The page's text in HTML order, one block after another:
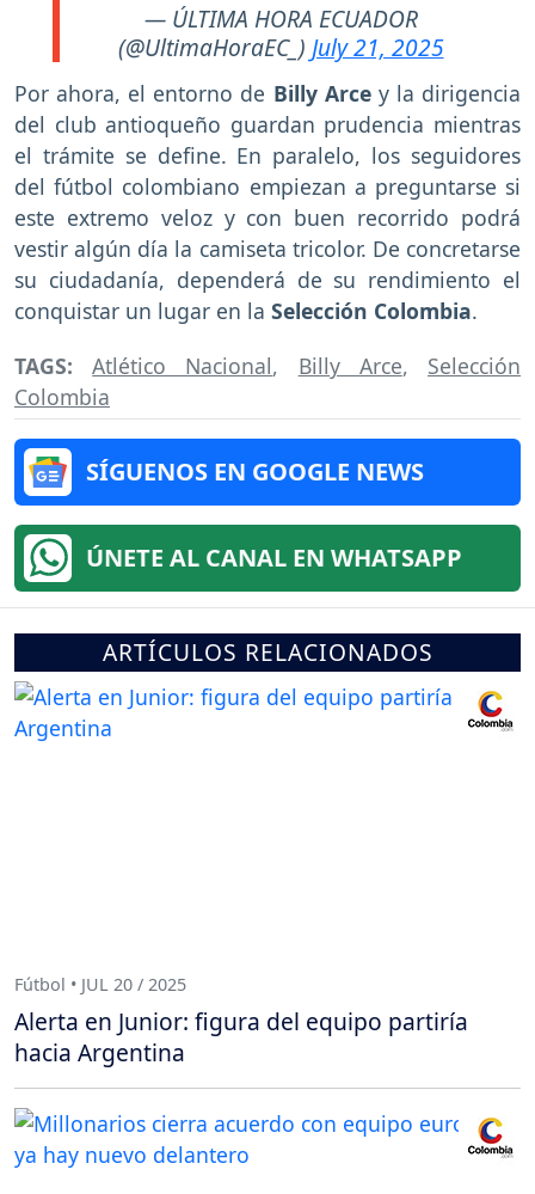
— ÚLTIMA HORA ECUADOR
(@UltimaHoraEC_) July 21, 2025
Por ahora, el entorno de Billy Arcey la dirigencia
del club antioqueño guardan prudencia mientras
el trámite se define. En paralelo, los seguidores
del fútbol colombiano empiezan a preguntarse si
este extremo veloz y con buen recorrido podrá
vestir algún día la camiseta tricolor. De concretarse
su ciudadanía, dependerá de su rendimiento el
conquistar un lugar en la Selección Colombia.
TAGS:Atlético Nacional, Billy Arce, Selección
Colombia
SÍGUENOS EN GOOGLE NEWS
ÚNETE AL CANAL EN WHATSAPP
ARTÍCULOS RELACIONADOS
Fútbol • JUL 20 / 2025
Alerta en Junior: figura del equipo partiría
hacia Argentina